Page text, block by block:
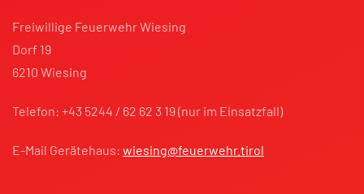
Freiwillige Feuerwehr Wiesing
Dorf 19
6210 Wiesing
Telefon: +43 5244 / 62 62 3 19 (nur im Einsatzfall)
E-Mail Gerätehaus: wiesing@feuerwehr.tirol